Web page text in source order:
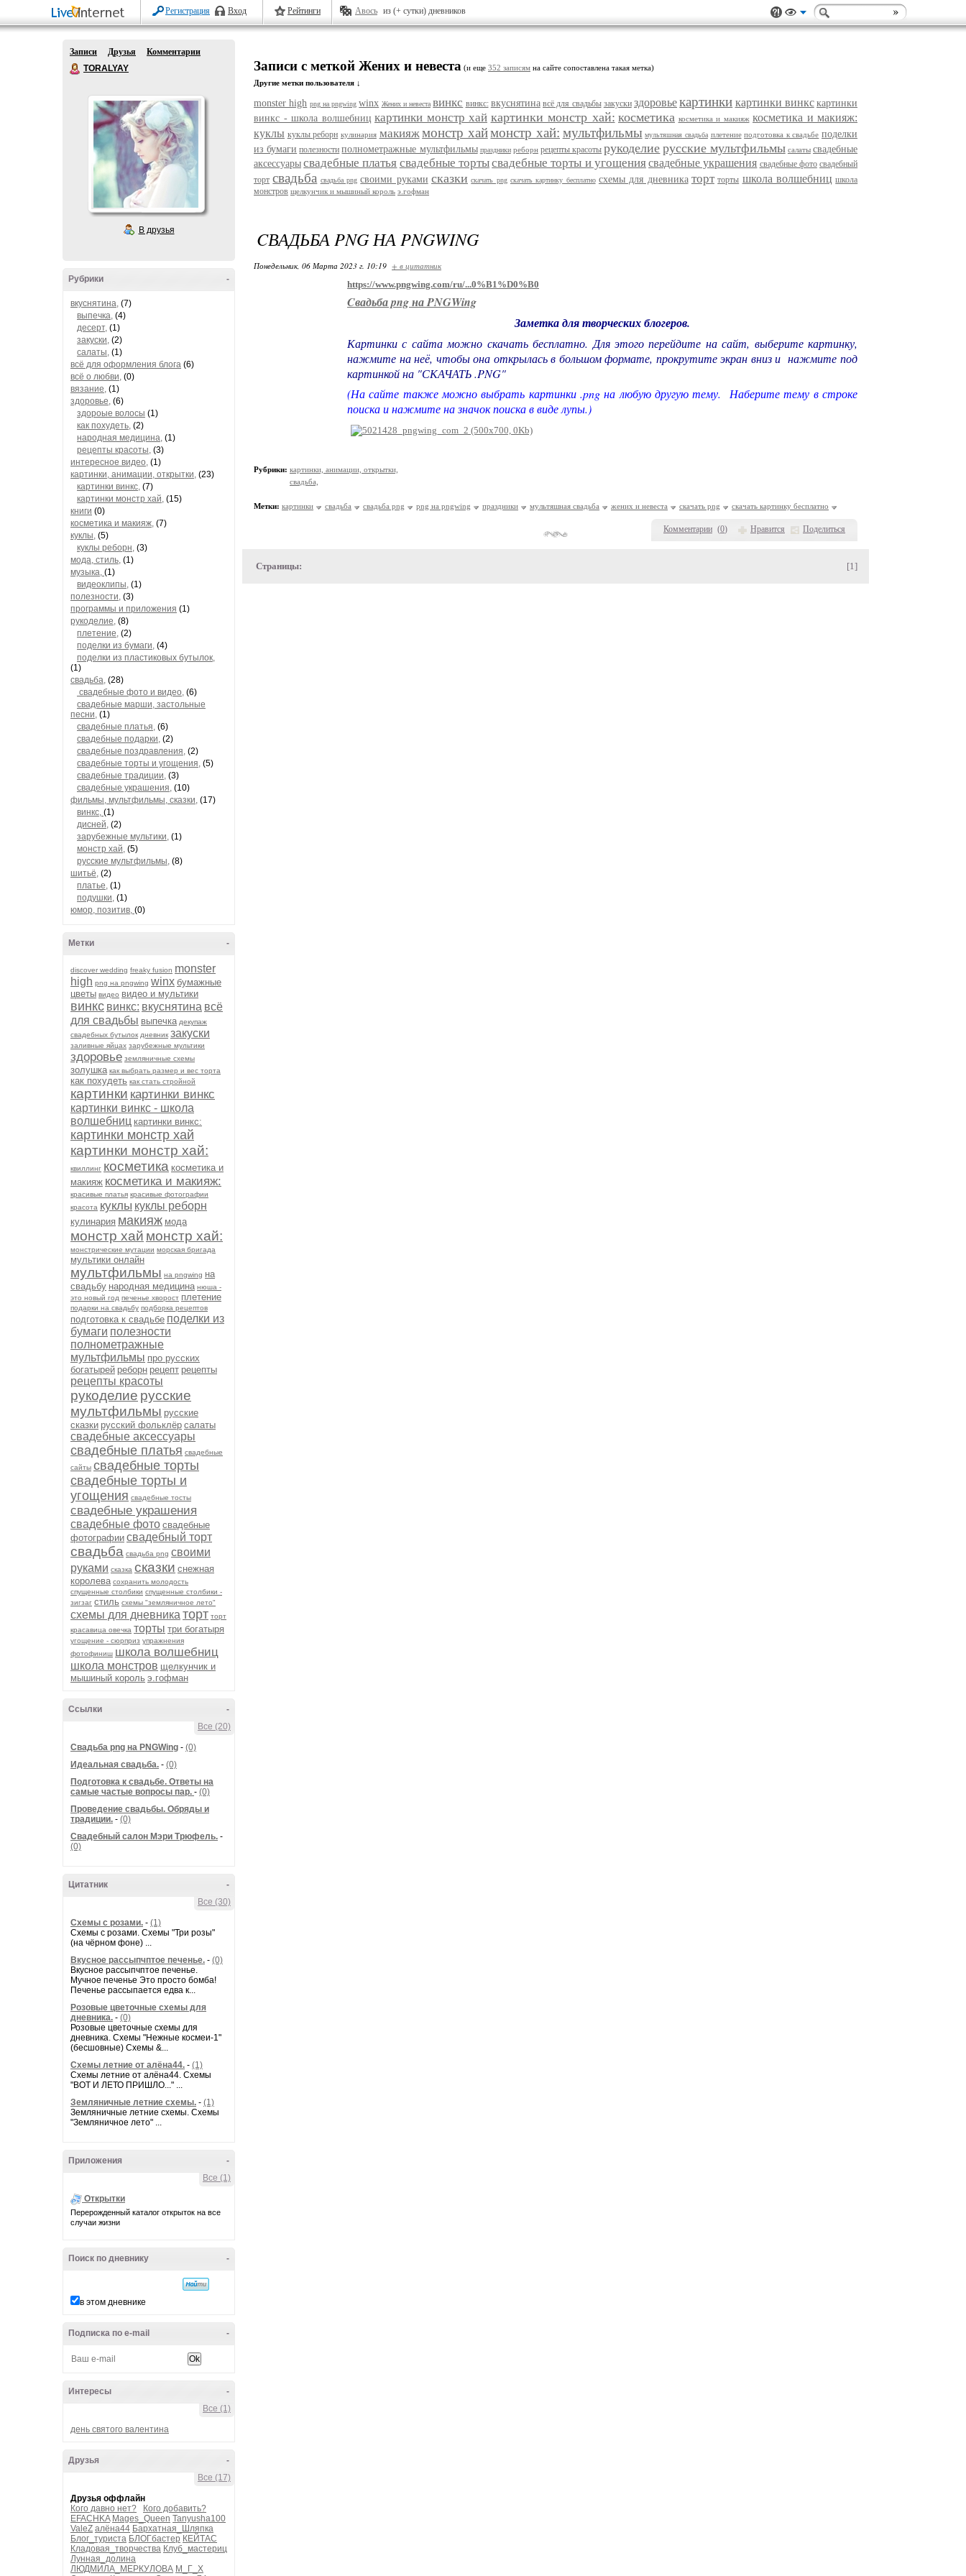
Регистрация Вход Рейтинги Авось из (+ сутки) дневников
Записи Друзья
Комментарии
TORALYAY
В друзья
-
Рубрики
вкуснятина, (7)
выпечка, (4)
десерт, (1)
закуски, (2)
салаты, (1)
всё для оформления блога (6)
всё о любви, (0)
вязание, (1)
здоровье, (6)
здороые волосы (1)
как похудеть, (2)
народная медицина, (1)
рецепты красоты, (3)
интересное видео, (1)
картинки, анимации, открытки, (23)
картинки винкс, (7)
картинки монстр хай, (15)
книги (0)
косметика и макияж, (7)
куклы, (5)
куклы реборн, (3)
мода, стиль, (1)
музыка, (1)
видеоклипы, (1)
полезности, (3)
программы и приложения (1)
рукоделие, (8)
плетение, (2)
поделки из бумаги, (4)
поделки из пластиковых бутылок,
(1)
свадьба, (28)
свадебные фото и видео, (6)
свадебные марши, застольные
песни, (1)
свадебные платья, (6)
свадебные подарки, (2)
свадебные поздравления, (2)
свадебные торты и угощения, (5)
свадебные традиции, (3)
свадебные украшения, (10)
фильмы, мультфильмы, сказки, (17)
винкс, (1)
дисней, (2)
зарубежные мультики, (1)
монстр хай, (5)
русские мультфильмы, (8)
шитьё, (2)
платье, (1)
подушки, (1)
юмор, позитив, (0)
-
Метки
discover wedding freaky fusion monster
high png на pngwing winx бумажные
цветы видео видео и мультики
винкс винкс: вкуснятина всё
для свадьбы выпечка декупаж
свадебных бутылок дневник закуски
заливные яйцах зарубежные мультики
здоровье земляничные схемы
золушка как выбрать размер и вес торта
как похудеть как стать стройной
картинки картинки винкс
картинки винкс - школа
волшебниц картинки винкс:
картинки монстр хай
картинки монстр хай:
квиллинг косметика косметика и
макияж косметика и макияж:
красивые платья красивые фотографии
красота куклы куклы реборн
кулинария макияж мода
монстр хай монстр хай:
монстрические мутации морская бригада
мультики онлайн
мультфильмы на pngwing на
свадьбу народная медицина нюша -
это новый год печенье хворост плетение
подарки на свадьбу подборка рецептов
подготовка к свадьбе поделки из
бумаги полезности
полнометражные
мультфильмы про русских
богатырей реборн рецепт рецепты
рецепты красоты
рукоделие русские
мультфильмы русские
сказки русский фольклёр салаты
свадебные аксессуары
свадебные платья свадебные
сайты свадебные торты
свадебные торты и
угощения свадебные тосты
свадебные украшения
свадебные фото свадебные
фотографии свадебный торт
свадьба свадьба png своими
руками сказка сказки снежная
королева сохранить молодость
спущенные столбики спущенные столбики -
зигзаг стиль схемы "земляничное лето"
схемы для дневника торт торт
красавица овечка торты три богатыря
угощение - сюрприз упражнения
фотофиниш школа волшебниц
школа монстров щелкунчик и
мышиный король э.гофман
-
Ссылки
Все (20)
Cвадьба png на PNGWing - (0)
Идеальная свадьба. - (0)
Подготовка к свадьбе. Ответы на
самые частые вопросы пар. - (0)
Проведение свадьбы. Обряды и
традиции. - (0)
Свадебный салон Мэри Трюфель. -
(0)
-
Цитатник
Все (30)
Схемы с розами. - (1)
Схемы с розами. Схемы "Три розы"
(на чёрном фоне) ...
Вкусное рассыпчптое печенье. - (0)
Вкусное рассыпчптое печенье.
Мучное печенье Это просто бомба!
Печенье рассыпается едва к...
Розовые цветочные схемы для
дневника. - (0)
Розовые цветочные схемы для
дневника. Схемы "Нежные космеи-1"
(бесшовные) Схемы &...
Схемы летние от алёна44. - (1)
Схемы летние от алёна44. Схемы
"ВОТ И ЛЕТО ПРИШЛО..." ...
Земляничные летние схемы. - (1)
Земляничные летние схемы. Схемы
"Земляничное лето" ...
-
Приложения
Все (1)
Открытки
Перерожденный каталог открыток на все
случаи жизни
-
Поиск по дневнику
в этом дневнике
-
Подписка по e-mail
-
Интересы
Все (1)
день святого валентина
-
Друзья
Все (17)
Друзья оффлайн
Кого давно нет?
Кого добавить?
EFACHKA Mages_Queen Tanyusha100
ValeZ алёна44 Бархатная_Шляпка
Блог_туриста БЛОГбастер КЕЙТАС
Кладовая_творчества Клуб_мастериц
Лунная_долина
ЛЮДМИЛА_МЕРКУЛОВА М_Г_Х
Записи с меткой Жених и невеста (и еще 352 записям на сайте сопоставлена такая метка)
Другие метки пользователя ↓
monster high png на pngwing winx Жених и невеста винкс винкс: вкуснятина всё для свадьбы закуски здоровьекартинки картинки винкс картинки
винкс - школа волшебниц картинки монстр хай картинки монстр хай: косметика косметика и макияж косметика и макияж:
куклы куклы реборн кулинария макияжмонстр хаймонстр хай: мультфильмы мультяшная свадьба плетение подготовка к свадьбе поделки
из бумаги полезности полнометражные мультфильмы праздники реборн рецепты красоты рукоделие русские мультфильмы салаты свадебные
аксессуары свадебные платья свадебные тортысвадебные торты и угощениясвадебные украшения свадебные фото свадебный
торт свадьба свадьба png своими руками сказки скачать png скачать картинку бесплатно схемы для дневника торт торты школа волшебниц школа
монстров щелкунчик и мышиный король э.гофман
Комментарии (0) Нравится Поделиться
CВАДЬБА PNG НА PNGWING
Понедельник, 06 Марта 2023 г. 10:19 + в цитатник
https://www.pngwing.com/ru/...0%B1%D0%B0
Cвадьба png на PNGWing
Заметка для творческих блогеров.
Картинки с сайта можно скачать бесплатно. Для этого перейдите на сайт, выберите картинку,
нажмите на неё, чтобы она открылась в большом формате, прокрутите экран вниз и нажмите под
картинкой на "СКАЧАТЬ .PNG"
(На сайте также можно выбрать картинки .png на любую другую тему. Наберите тему в строке
поиска и нажмите на значок поиска в виде лупы.)
Рубрики: картинки, анимации, открытки,
свадьба,
Метки: картинки свадьба свадьба png png на pngwing праздники мультяшная свадьба жених и невеста скачать png скачать картинку бесплатно
Страницы: [1]